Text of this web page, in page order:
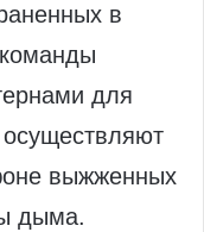
в
для
выжженных
дыма.